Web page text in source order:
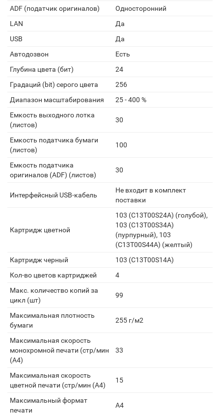
ADF (податчик оригиналов)
Односторонний
LAN
Да
USB
Да
Автодозвон
Есть
Глубина цвета (бит)
24
Градаций (bit) серого цвета
256
Диапазон масштабирования
25 - 400 %
Емкость выходного лотка
(листов)
30
Емкость податчика бумаги
(листов)
100
Емкость податчика
оригиналов (ADF) (листов)
30
Интерфейсный USB-кабель
Не входит в комплект
поставки
Картридж цветной
103 (C13T00S24A) (голубой),
103 (C13T00S34A)
(пурпурный), 103
(C13T00S44A) (желтый)
Картридж черный
103 (C13T00S14A)
Кол-во цветов картриджей
4
Макс. количество копий за
цикл (шт)
99
Максимальная плотность
бумаги
255 г/м2
Максимальная скорость
монохромной печати (стр/мин
(A4)
33
Максимальная скорость
цветной печати (стр/мин (A4)
15
Максимальный формат
печати
A4